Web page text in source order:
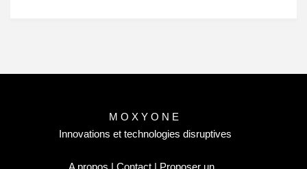
MOXYONE
Innovations et technologies disruptives
A propos | Contact | Proposer un